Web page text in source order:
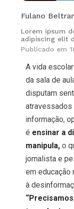
Fulano
Lorem ipsum
adipiscing elit
Publicado em
A vida
da sala de
disputam
informação,
é ensinar a
manipula,o
jornalista e
em educação
à